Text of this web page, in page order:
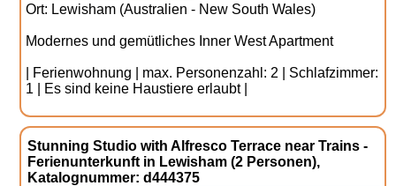
Ort: Lewisham (Australien - New South Wales)
Modernes und gemütliches Inner West Apartment
| Ferienwohnung | max. Personenzahl: 2 | Schlafzimmer:
1 | Es sind keine Haustiere erlaubt |
Stunning Studio with Alfresco Terrace near Trains -
Ferienunterkunft in Lewisham (2 Personen),
Katalognummer: d444375